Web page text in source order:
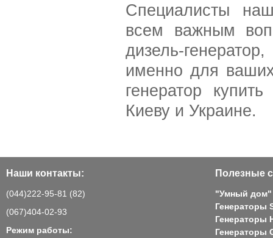
Специалисты
всем важным
дизель-
именно для
генератор
Киеву и Украине.
Наши контакты:
(044)222-95-81 (82)
(067)404-02-93
Режим работы:
Полезные
"Умный дом"
Генераторы
Генераторы
Генераторы